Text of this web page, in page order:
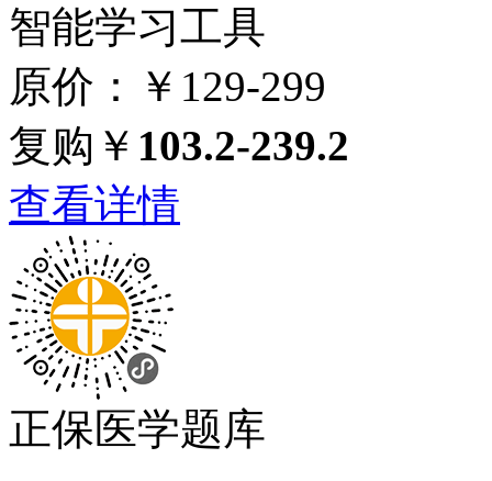
智能学习工具
原价：￥129-299
复购￥ 103.2-239.2
查看详情
正保医学题库